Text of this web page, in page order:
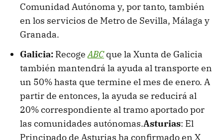
Comunidad Autónoma y, por tanto, también
en los servicios de Metro de Sevilla, Málaga y
Granada.
Galicia: RecogeABCque la Xunta de Galicia
también mantendrá la ayuda al transporte en
un 50% hasta que termine el mes de enero. A
partir de entonces, la ayuda se reducirá al
20% correspondiente al tramo aportado por
las comunidades autónomas.Asturias: El
Principado de Asturias ha confirmado en X